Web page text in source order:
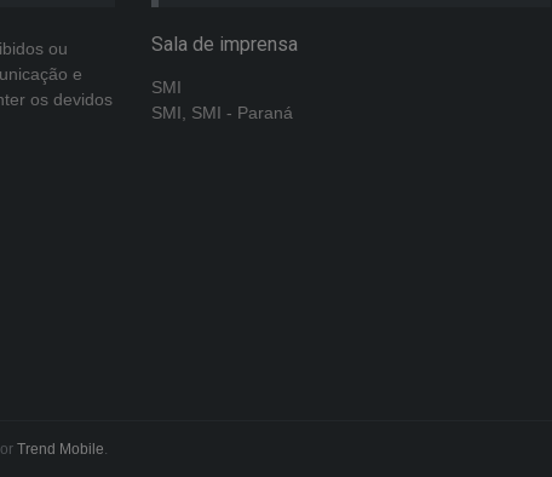
ou
e
os devidos
Sala de imprensa
SMI
SMI, SMI - Paraná
Trend Mobile.